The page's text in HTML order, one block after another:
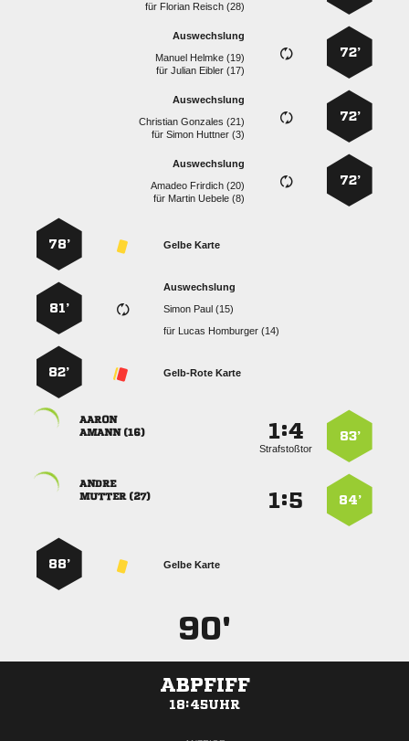
für   
72’
Auswechslung
  
für  
72’
Auswechslung
  
für  
72’
Auswechslung
  
für   
Gelbe Karte
78’
Auswechslung
  
für   
81’
Gelb-Rote Karte
82’
83’
:
Strafstoßtor

 
84’
:

 
Gelbe Karte
88’
90'
ABPFIFF
18:45UHR